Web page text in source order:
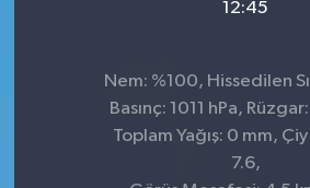
12:45
Nem: %100, Hissedilen
Basınç: 1011 hPa,
Toplam Yağış: 0 mm,
7.6,